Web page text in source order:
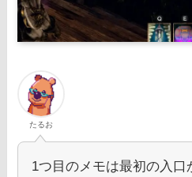
たるお
1つ目のメモは最初の入口